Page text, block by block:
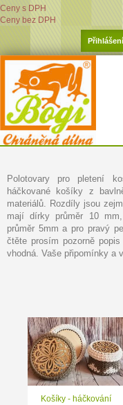
Přihlášení
Ceny s DPH
Ceny bez DPH
Polotovary pro pletení
háčkované košíky z
materiálů. Rozdíly jsou
mají dírky průměr 10
průměr 5mm a pro pravý
čtěte prosím pozorně
vhodná. Vaše připomínky a
Košíky - háčkování